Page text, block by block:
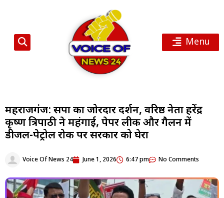
Menu
महराजगंज: सपा का जोरदार प्रदर्शन, वरिष्ठ नेता हरेंद्र
कृष्ण त्रिपाठी ने महंगाई, पेपर लीक और गैलन में
डीजल-पेट्रोल रोक पर सरकार को घेरा
Voice Of News 24 June 1, 2026 6:47 pm No Comments